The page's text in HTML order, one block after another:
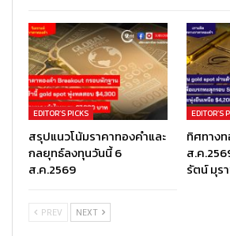
EDITOR’S PICKS
สรุปแนวโน้มราคาทองคำและ
กลยุทธ์ลงทุนวันนี้ 6
ส.ค.2569
EDITOR’S
ทิศทาง
ส.ค
รัตน์ มุร
PREV NEXT